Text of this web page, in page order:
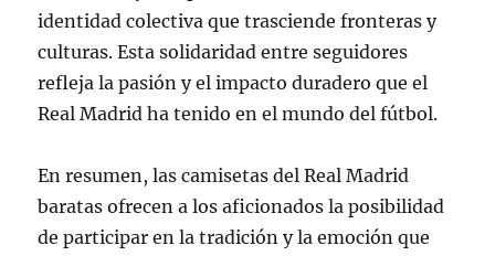
identidad colectiva que trasciende fronteras y
culturas. Esta solidaridad entre seguidores
refleja la pasión y el impacto duradero que el
Real Madrid ha tenido en el mundo del fútbol.
En resumen, las camisetas del Real Madrid
baratas ofrecen a los aficionados la posibilidad
de participar en la tradición y la emoción que